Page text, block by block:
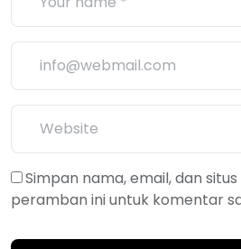
Simpan nama, email, dan
peramban ini untuk komentar